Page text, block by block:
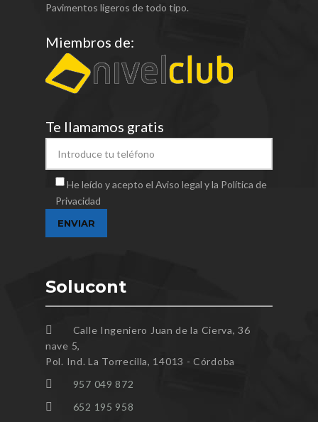
Pavimentos ligeros de todo tipo.
Miembros de:
Te llamamos gratis
He leído y acepto el Aviso legal y la Política de
Privacidad
Solucont
Calle Ingeniero Juan de la Cierva, 36
nave 5,
Pol. Ind. La Torrecilla, 14013 - Córdoba
957 049 872
652 195 958